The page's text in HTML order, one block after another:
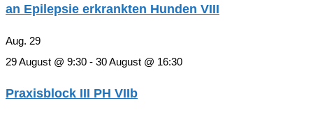
an Epilepsie erkrankten Hunden VIII
Aug. 29
29 August @ 9:30 - 30 August @ 16:30
Praxisblock III PH VIIb